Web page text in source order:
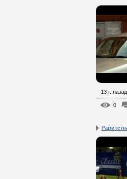
13 г. назад
0